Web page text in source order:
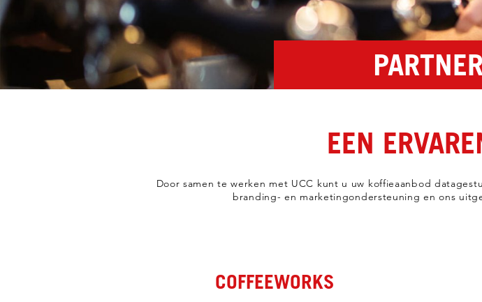
EEN
Door samen te werken met UCC kunt u uw koffieaanbod
branding- en marketingondersteuning en ons
COFFEEWORKS